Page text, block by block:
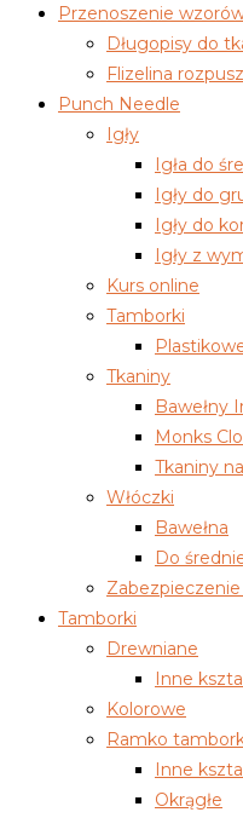
Przenoszenie
Długopisy do
Flizelina
Punch Needle
Igły
Igła do
Igły do
Igły do
Igły z
Kurs online
Tamborki
Tkaniny
Bawełny
Monks
Tkaniny
Włóczki
Bawełna
Do
Tamborki
Drewniane
Inne
Kolorowe
Ramko
Inne
Okrągłe